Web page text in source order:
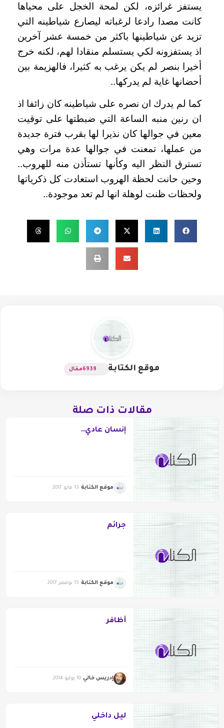
يستفز غرائزه، لكن لمحة الخجل على محياها
كانت مصدا رادعا لرغباته ليصارع شياطينه التي
تزيد عن شياطينها باكثر من خمسة عشر آخرين
اذ يستفزونه لكي يستسلم منقادا لهم، لكنه خرج
أخيرا بنصر لم يكن يرغب به كثيرا، فالهزيمة بين
أحضانها غاية لم يدركها..
كما لم يدرك ان نصره على شياطينه كان زائفا اذ
ان رنين منبه الساعة التي ضبطتها على توقيت
معين في جوالها كان نذيرا لها بقرب فترة جديدة
من عملها، تمعنت في جوالها عدة مرات وهي
تسترق النظر اليه وكأنها تستأذن منه للهروب..
وحين حانت لحظة الهروب استعادت كل ذكرياتها
ولحظات ظنت لوهلة انها لم تعد موجودة..
موقع الكتابة 6939مقال
مقالات ذات صلة
إنسان عادي..
موقع الكتابة 13 مايو 2017
جرائم
موقع الكتابة 15 نوفمبر 2017
أظافر
إدريس خالي 10 يوليو 2014
ليل داخلي